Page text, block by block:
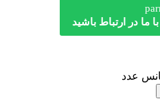
ما در ارتباط باشید
عدد